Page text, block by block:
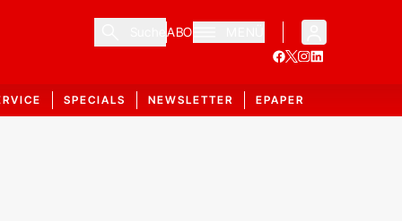
ABO
SPECIALS NEWSLETTER EPAPER